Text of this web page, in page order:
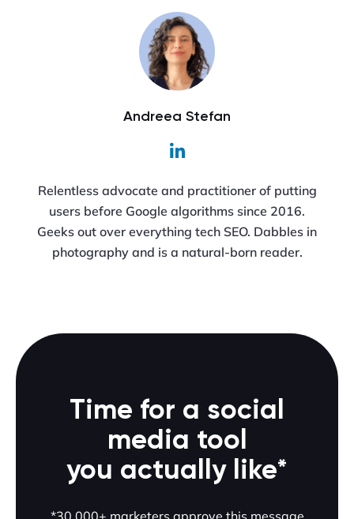
Andreea Stefan
Relentless advocate and practitioner of putting
users before Google algorithms since 2016.
Geeks out over everything tech SEO. Dabbles in
photography and is a natural-born reader.
Time for a social
media tool
you actually like*